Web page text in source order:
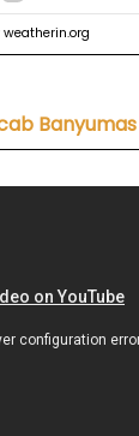
weatherin.org
Banyumas